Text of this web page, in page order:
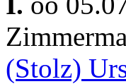
(Stolz)